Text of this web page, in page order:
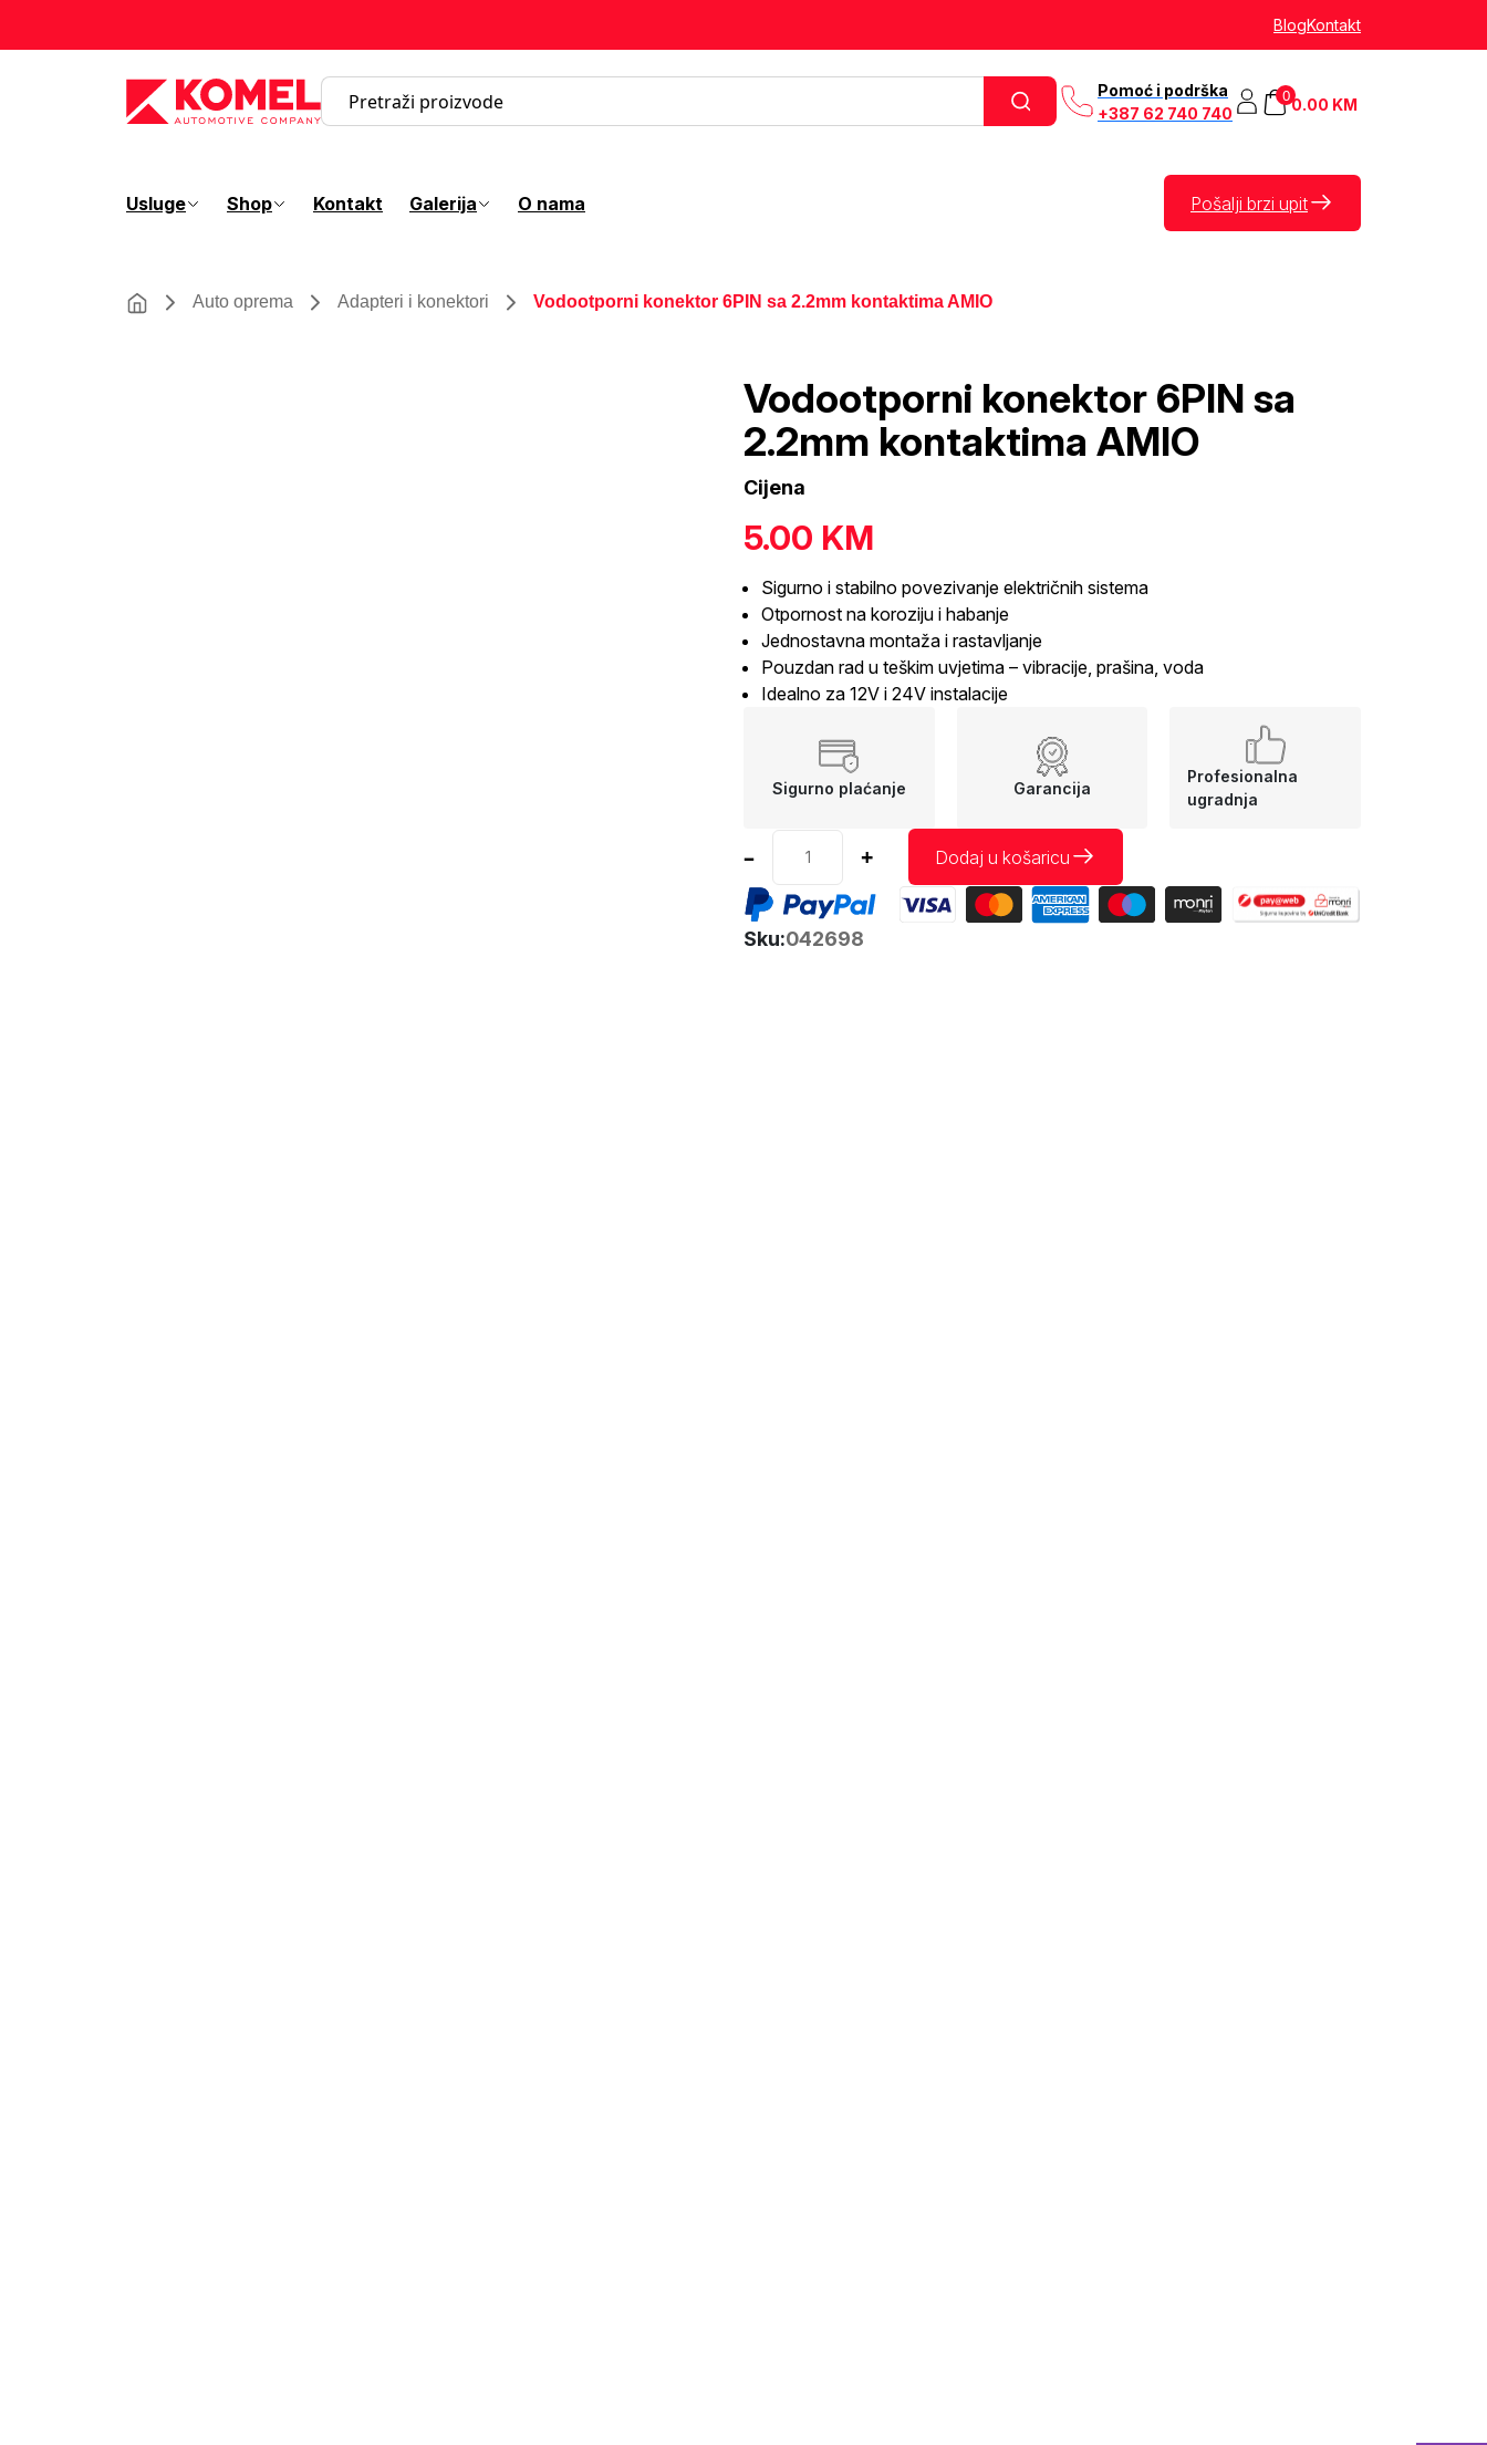
BlogKontakt
Pomoć i podrška
+387 62 740 740
0.00 KM
0
Usluge Shop Kontakt Galerija O nama Pošalji brzi upit
Auto oprema Adapteri i konektori Vodootporni konektor 6PIN sa 2.2mm kontaktima AMIO
Vodootporni konektor 6PIN sa
2.2mm kontaktima AMIO
Cijena
5.00 KM
Sigurno i stabilno povezivanje električnih sistema
Otpornost na koroziju i habanje
Jednostavna montaža i rastavljanje
Pouzdan rad u teškim uvjetima – vibracije, prašina, voda
Idealno za 12V i 24V instalacije
Sigurno plaćanje Garancija
Profesionalna
ugradnja
– Vodootporni
konektor
6PIN
sa
2.2mm
+ Dodaj u košaricu
Sku:042698